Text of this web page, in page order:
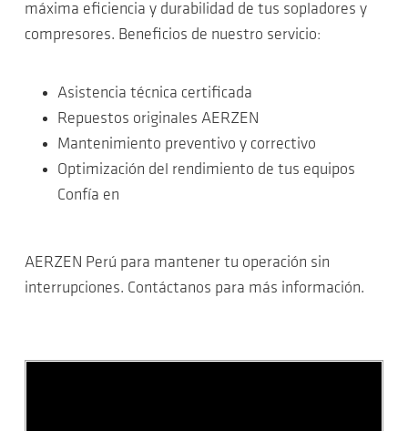
máxima eficiencia y durabilidad de tus sopladores y
compresores. Beneficios de nuestro servicio:
Asistencia técnica certificada
Repuestos originales AERZEN
Mantenimiento preventivo y correctivo
Optimización del rendimiento de tus equipos
Confía en
AERZEN Perú para mantener tu operación sin
interrupciones. Contáctanos para más información.